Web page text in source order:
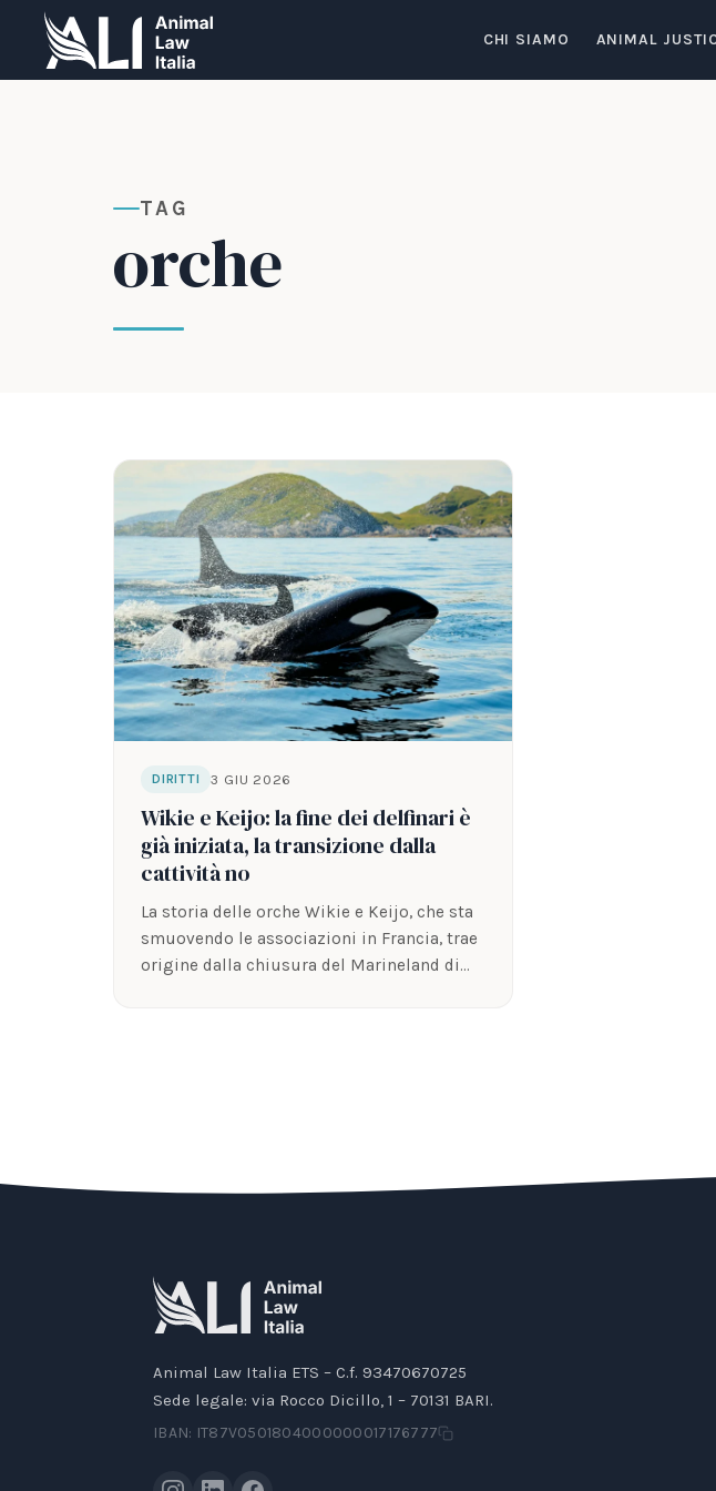
CHI SIAMO ANIMAL
TAG
orche
DIRITTI 3 GIU 2026
Wikie e Keijo: la fine dei delfinari è
già iniziata, la transizione dalla
cattività no
La storia delle orche Wikie e Keijo, che sta
smuovendo le associazioni in Francia, trae
origine dalla chiusura del Marineland di
Animal Law Italia ETS – C.f. 93470670725
Sede legale: via Rocco Dicillo, 1 – 70131 BARI.
IBAN: IT87V0501804000000017176777